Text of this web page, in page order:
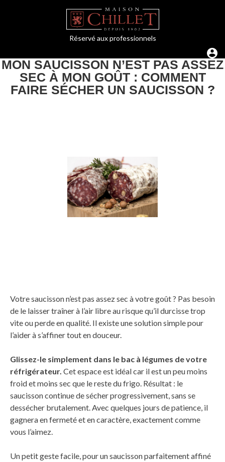
Réservé aux professionnels
MON SAUCISSON N’EST PAS ASSEZ
SEC À MON GOÛT : COMMENT
FAIRE SÉCHER UN SAUCISSON ?
Votre saucisson n’est pas assez sec à votre goût ? Pas besoin
de le laisser traîner à l’air libre au risque qu’il durcisse trop
vite ou perde en qualité. Il existe une solution simple pour
l’aider à s’affiner tout en douceur.
Glissez-le simplement dans le bac à légumes de votre
réfrigérateur. Cet espace est idéal car il est un peu moins
froid et moins sec que le reste du frigo. Résultat : le
saucisson continue de sécher progressivement, sans se
dessécher brutalement. Avec quelques jours de patience, il
gagnera en fermeté et en caractère, exactement comme
vous l’aimez.
Un petit geste facile, pour un saucisson parfaitement affiné